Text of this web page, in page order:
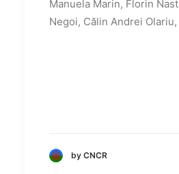
Manuela Marin, Florin
Negoi, Călin Andrei
by CNCR